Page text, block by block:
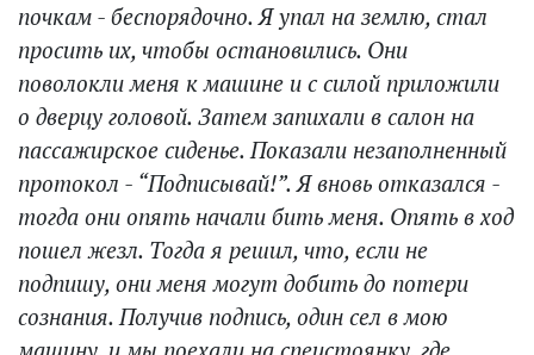
почкам - беспорядочно. Я упал на землю, стал
просить их, чтобы остановились. Они
поволокли меня к машине и с силой приложили
о дверцу головой. Затем запихали в салон на
пассажирское сиденье. Показали незаполненный
протокол - “Подписывай!”. Я вновь отказался -
тогда они опять начали бить меня. Опять в ход
пошел жезл. Тогда я решил, что, если не
подпишу, они меня могут добить до потери
сознания. Получив подпись, один сел в мою